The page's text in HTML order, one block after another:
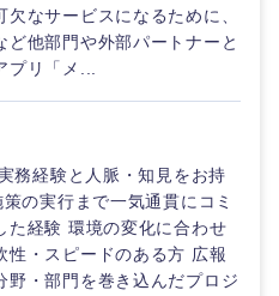
なサービスになるために、
ど他部門や外部パートナーと
リ「メ...
務経験と人脈・知見をお持
の実行まで一気通貫にコミ
た経験 環境の変化に合わせ
性・スピードのある方 広報
野・部門を巻き込んだプロジ